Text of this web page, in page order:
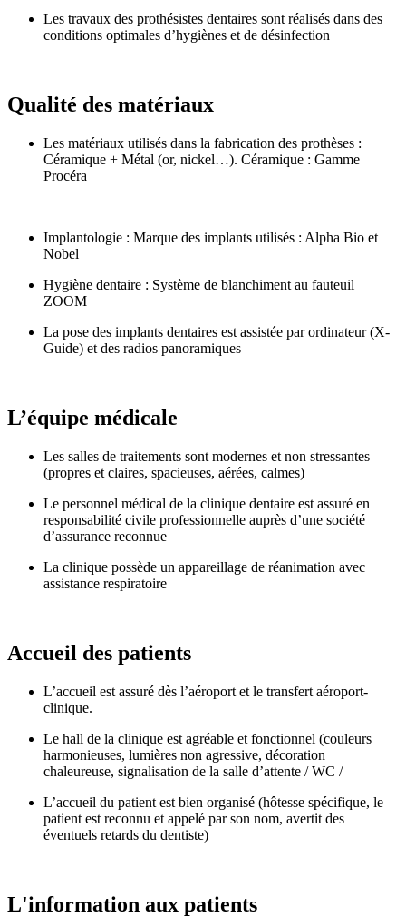
Les travaux des prothésistes dentaires sont réalisés dans des
conditions optimales d’hygiènes et de désinfection
Qualité des matériaux
Les matériaux utilisés dans la fabrication des prothèses :
Céramique + Métal (or, nickel…). Céramique : Gamme
Procéra
Implantologie : Marque des implants utilisés : Alpha Bio et
Nobel
Hygiène dentaire : Système de blanchiment au fauteuil
ZOOM
La pose des implants dentaires est assistée par ordinateur (X-
Guide) et des radios panoramiques
L’équipe médicale
Les salles de traitements sont modernes et non stressantes
(propres et claires, spacieuses, aérées, calmes)
Le personnel médical de la clinique dentaire est assuré en
responsabilité civile professionnelle auprès d’une société
d’assurance reconnue
La clinique possède un appareillage de réanimation avec
assistance respiratoire
Accueil des patients
L’accueil est assuré dès l’aéroport et le transfert aéroport-
clinique.
Le hall de la clinique est agréable et fonctionnel (couleurs
harmonieuses, lumières non agressive, décoration
chaleureuse, signalisation de la salle d’attente / WC /
L’accueil du patient est bien organisé (hôtesse spécifique, le
patient est reconnu et appelé par son nom, avertit des
éventuels retards du dentiste)
L'information aux patients